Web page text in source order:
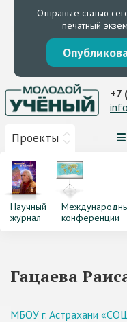
Отправьте статью
печатный
Проекты
+7
Научный
журнал
конференции
Гацаева
МБОУ г. Астрахани